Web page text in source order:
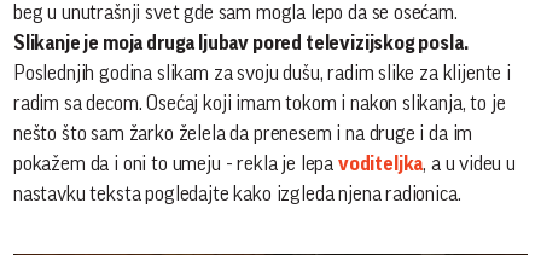
beg u unutrašnji svet gde sam mogla lepo da se osećam.
Slikanje je moja druga ljubav pored televizijskog posla.
Poslednjih godina slikam za svoju dušu, radim slike za klijente i
radim sa decom. Osećaj koji imam tokom i nakon slikanja, to je
nešto što sam žarko želela da prenesem i na druge i da im
pokažem da i oni to umeju - rekla je lepa voditeljka, a u videu u
nastavku teksta pogledajte kako izgleda njena radionica.